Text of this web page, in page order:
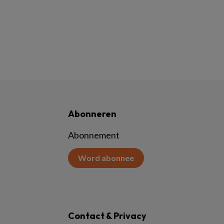
Abonneren
Abonnement
Word abonnee
Contact & Privacy